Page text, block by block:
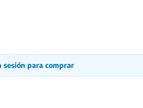
sesión para comprar